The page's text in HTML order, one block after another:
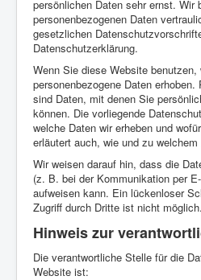
persönlichen Daten sehr ernst. Wir
personenbezogenen Daten
gesetzlichen
Datenschutzerklärung.
Wenn Sie diese Website benutzen,
personenbezogene Daten
sind Daten, mit denen Sie
können. Die vorliegende
welche Daten wir erheben und
erläutert auch, wie und zu
Wir weisen darauf hin, dass die
(z. B. bei der Kommunikation per
aufweisen kann. Ein lückenloser
Zugriff durch Dritte ist nicht möglich.
Hinweis zur
Die verantwortliche Stelle für die
Website ist: